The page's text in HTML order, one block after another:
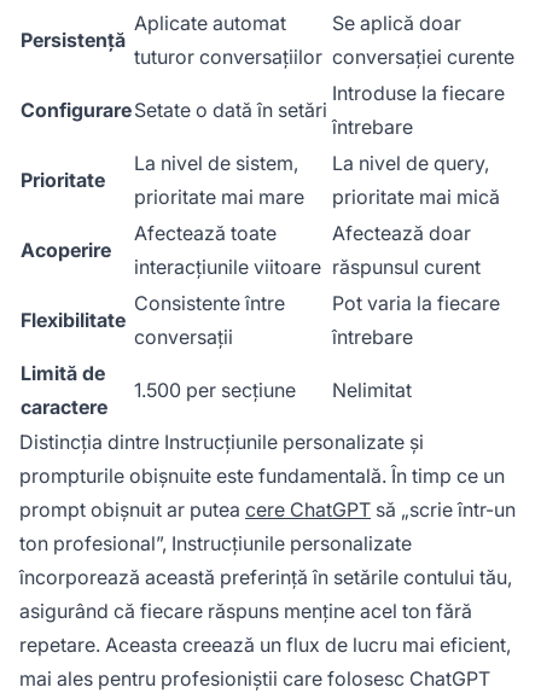
Persistență
Aplicate automat
tuturor conversațiilor
Se aplică doar
conversației curente
ConfigurareSetate o dată în setări
Introduse la fiecare
întrebare
Prioritate
La nivel de sistem,
prioritate mai mare
La nivel de query,
prioritate mai mică
Acoperire
Afectează toate
interacțiunile viitoare
Afectează doar
răspunsul curent
Flexibilitate
Consistente între
conversații
Pot varia la fiecare
întrebare
Limită de
caractere
1.500 per secțiune Nelimitat
Distincția dintre Instrucțiunile personalizate și
prompturile obișnuite este fundamentală. În timp ce un
prompt obișnuit ar putea cere ChatGPT să „scrie într-un
ton profesional”, Instrucțiunile personalizate
încorporează această preferință în setările contului tău,
asigurând că fiecare răspuns menține acel ton fără
repetare. Aceasta creează un flux de lucru mai eficient,
mai ales pentru profesioniștii care folosesc ChatGPT